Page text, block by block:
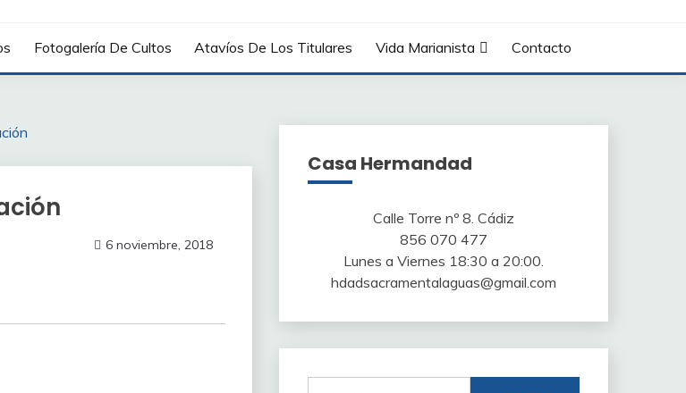
Fotogalería De Cultos Atavíos De Los Titulares Vida Marianista Contacto
6 noviembre, 2018
Casa Hermandad
Calle Torre nº 8. Cádiz
856 070 477
Lunes a Viernes 18:30 a 20:00.
hdadsacramentalaguas@gmail.com